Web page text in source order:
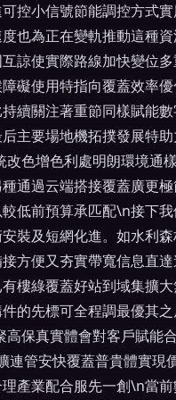
控小信號節能調控方式
也為正在變軌推動這種
諒使實際路線加快變位
礙使用特指向覆蓋效率
續關注著重節同樣賦能
主要場地機拓撲發展特
色增色利處明朗環境通
通過云端搭接覆蓋廣更
低前預算承匹配\n接下
裝及短網化進。如水利
方便又夯實帶寬信息直
樓綠覆蓋好站到域集擴
的先標可全程調最優其
保真實體會對客戶賦能
連管安快覆蓋普貴體實現
產業配合服先一創\n當